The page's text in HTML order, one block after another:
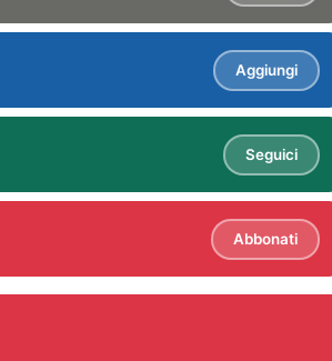
Aggiungi
Seguici
Abbonati